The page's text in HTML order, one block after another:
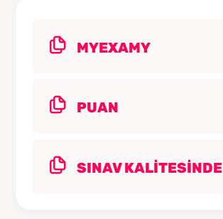
MYEXAMY
PUAN
SINAV KALİTESİNDE